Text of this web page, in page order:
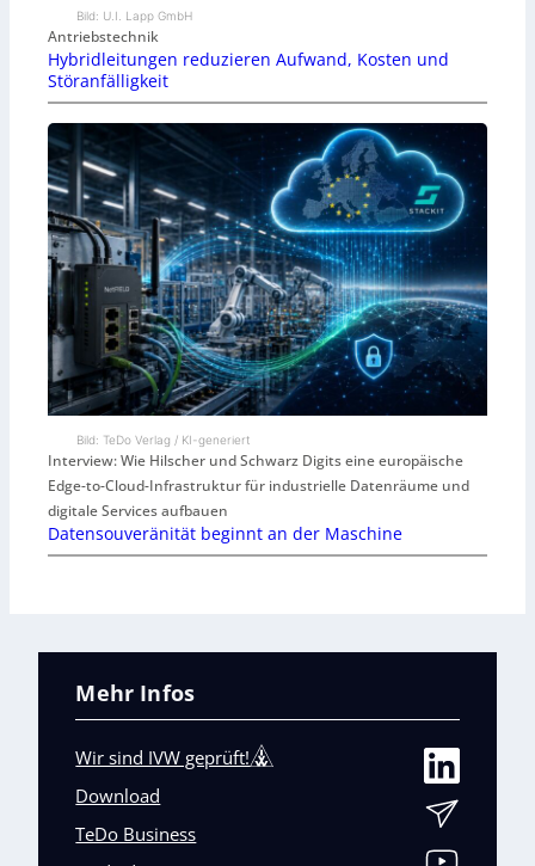
Bild: U.I. Lapp GmbH
Antriebstechnik
Hybridleitungen reduzieren Aufwand, Kosten und
Störanfälligkeit
Bild: TeDo Verlag / KI-generiert
Interview: Wie Hilscher und Schwarz Digits eine europäische
Edge-to-Cloud-Infrastruktur für industrielle Datenräume und
digitale Services aufbauen
Datensouveränität beginnt an der Maschine
Mehr Infos
Wir sind IVW geprüft!
Download
TeDo Business